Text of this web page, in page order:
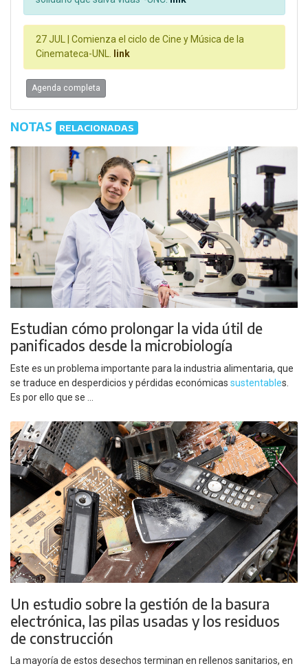
27 JUL | Comienza el ciclo de Cine y Música de la
Cinemateca-UNL. link
Agenda completa
NOTAS RELACIONADAS
Estudian cómo prolongar la vida útil de
panificados desde la microbiología
Este es un problema importante para la industria alimentaria, que
se traduce en desperdicios y pérdidas económicas sustentables.
Es por ello que se ...
Un estudio sobre la gestión de la basura
electrónica, las pilas usadas y los residuos
de construcción
La mayoría de estos desechos terminan en rellenos sanitarios, en